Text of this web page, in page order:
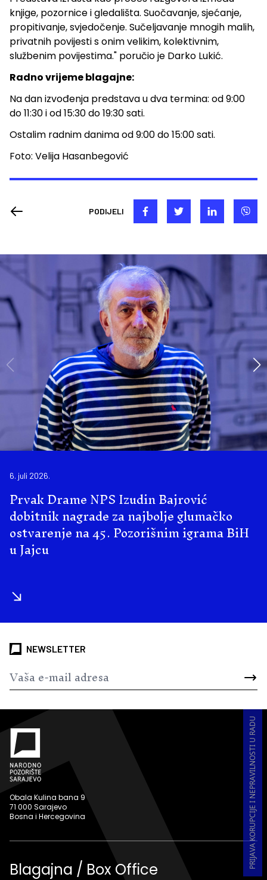
knjige, pozornice i gledališta. Suočavanje, sjećanje,
propitivanje, svjedočenje. Sučeljavanje mnogih malih,
privatnih povijesti s onim velikim, kolektivnim,
službenim povijestima." poručio je Darko Lukić.
Radno vrijeme blagajne:
Na dan izvođenja predstava u dva termina: od 9:00
do 11:30 i od 15:30 do 19:30 sati.
Ostalim radnim danima od 9:00 do 15:00 sati.
Foto: Velija Hasanbegović
PODIJELI
6. juli 2026.
Prvak Drame NPS Izudin Bajrović
dobitnik nagrade za najbolje glumačko
ostvarenje na 45. Pozorišnim igrama BiH
u Jajcu
NEWSLETTER
PRIJAVA KORUPCIJE I NEPRAVILNOSTI U RADU
Obala Kulina bana 9
71 000 Sarajevo
Bosna i Hercegovina
Blagajna / Box Office